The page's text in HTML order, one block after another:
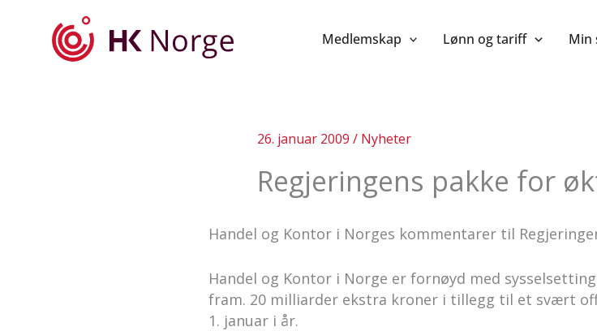
Medlemskap Lønn og tariff Min
26. januar 2009 / Nyheter
Regjeringens pakke for
Handel og Kontor i Norges kommentarer til
Handel og Kontor i Norge er fornøyd med
fram. 20 milliarder ekstra kroner i tillegg til et svært
1. januar i år.